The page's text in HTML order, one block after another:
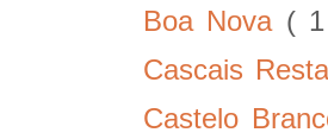
Boa Nova (
Cascais
Castelo